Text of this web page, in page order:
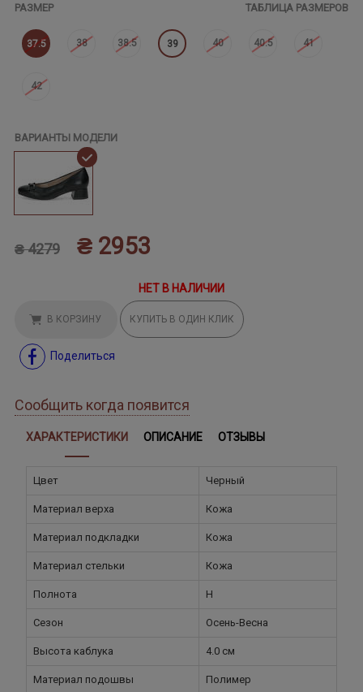
РАЗМЕР ТАБЛИЦА РАЗМЕРОВ
37.5 38 38.5 39 40 40.5 41
42
ВАРИАНТЫ МОДЕЛИ
₴ 4279 ₴ 2953
НЕТ В НАЛИЧИИ
В КОРЗИНУ КУПИТЬ В ОДИН КЛИК
Поделиться
Сообщить когда появится
ХАРАКТЕРИСТИКИ ОПИСАНИЕ ОТЗЫВЫ
Цвет Черный
Материал верха Кожа
Материал подкладки Кожа
Материал стельки Кожа
Полнота H
Сезон Осень-Весна
Высота каблука 4.0 см
Материал подошвы Полимер